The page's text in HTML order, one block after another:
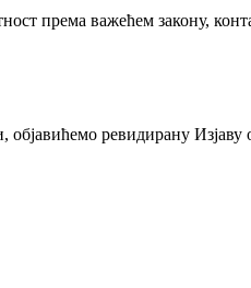
према важећем закону,
ревидирану Изјаву